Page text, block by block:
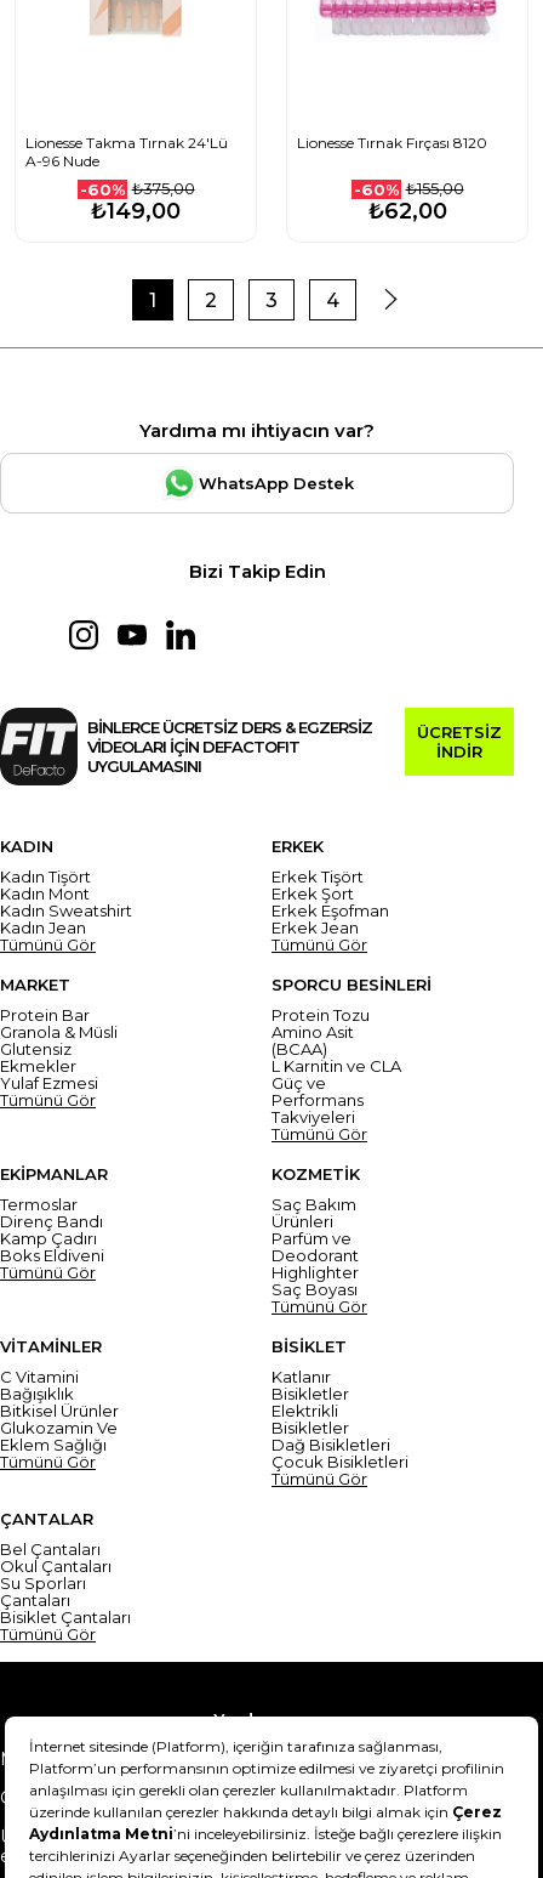
Lionesse Takma Tırnak 24'Lü
A-96 Nude
-60% ₺375,00
₺149,00
Lionesse Tırnak Fırçası 8120
-60% ₺155,00
₺62,00
1 2 3 4
Yardıma mı ihtiyacın var?
WhatsApp Destek
Bizi Takip Edin
BİNLERCE ÜCRETSİZ DERS & EGZERSİZ
VİDEOLARI İÇİN DEFACTOFIT
UYGULAMASINI
ÜCRETSİZ
İNDİR
KADIN
Kadın Tişört
Kadın Mont
Kadın Sweatshirt
Kadın Jean
Tümünü Gör
ERKEK
Erkek Tişört
Erkek Şort
Erkek Eşofman
Erkek Jean
Tümünü Gör
MARKET
Protein Bar
Granola & Müsli
Glutensiz
Ekmekler
Yulaf Ezmesi
Tümünü Gör
SPORCU BESİNLERİ
Protein Tozu
Amino Asit
(BCAA)
L Karnitin ve CLA
Güç ve
Performans
Takviyeleri
Tümünü Gör
EKİPMANLAR
Termoslar
Direnç Bandı
Kamp Çadırı
Boks Eldiveni
Tümünü Gör
KOZMETİK
Saç Bakım
Ürünleri
Parfüm ve
Deodorant
Highlighter
Saç Boyası
Tümünü Gör
VİTAMİNLER
C Vitamini
Bağışıklık
Bitkisel Ürünler
Glukozamin Ve
Eklem Sağlığı
Tümünü Gör
BİSİKLET
Katlanır
Bisikletler
Elektrikli
Bisikletler
Dağ Bisikletleri
Çocuk Bisikletleri
Tümünü Gör
ÇANTALAR
Bel Çantaları
Okul Çantaları
Su Sporları
Çantaları
Bisiklet Çantaları
Tümünü Gör
Yardım
Mesafeli Satış Sözleşmesi
Teslimat Bilgisi
Gizlilik Sözleşmesi
Şartlar & Koşullar
Ürünümü nasıl iade
edebilirim?
Hakkımızda